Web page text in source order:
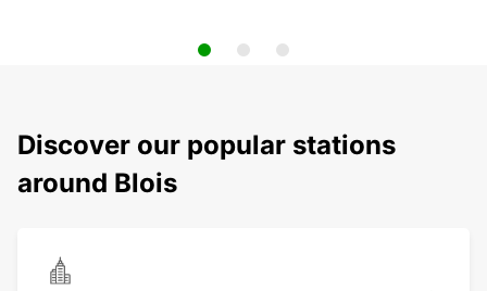
Discover our popular stations
around Blois